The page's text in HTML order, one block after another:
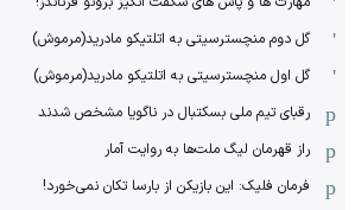
گل دوم منچسترسیتی به اتلتیکو مادرید(مرموش)
گل اول منچسترسیتی به اتلتیکو مادرید(مرموش)
رقبای تیم ملی بسکتبال در ناگویا مشخص‌ شدند
راز قهرمان لیگ ملت‌ها به روایت آمار
فرمان فلیک: این بازیکن از بارسا تکان نمی‌خورد!